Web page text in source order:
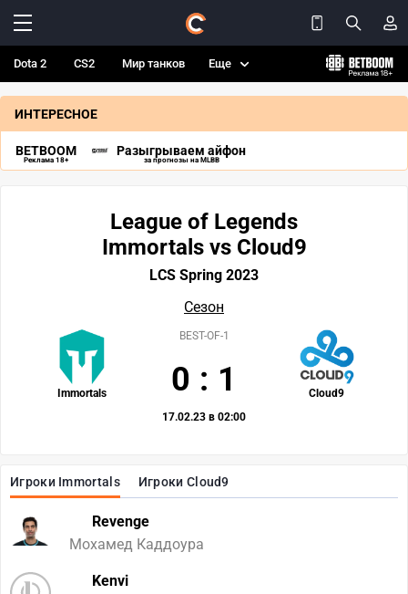
Dota 2 CS2 Мир танков Еще
ИНТЕРЕСНОЕ
BETBOOM
Реклама 18+
Разыгрываем айфон
за прогнозы на MLBB
Игроки Immortals Игроки Cloud9
Revenge
Мохамед Каддоура
Kenvi
League of Legends
Immortals vs Cloud9
LCS Spring 2023
Сезон
Immortals Cloud9
BEST-OF-1
0 : 1
17.02.23 в 02:00